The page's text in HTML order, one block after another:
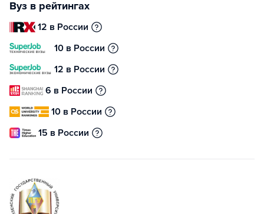
Вуз в рейтингах
12 в России
10 в России
12 в России
6 в России
10 в России
15 в России